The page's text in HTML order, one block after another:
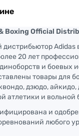
Boxing Official
Adidas
20 лет
и боевых
товары для
дзюдо,
атлетики и вольной
и
любого